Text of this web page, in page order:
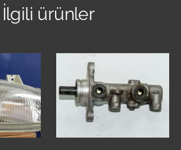
İlgili ürünler